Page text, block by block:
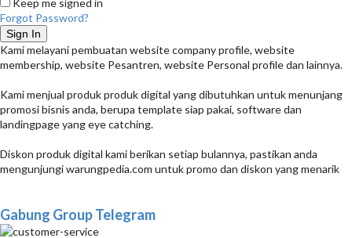
Keep me signed in
Forgot Password?
Sign In
Kami melayani pembuatan website company profile, website
membership, website Pesantren, website Personal profile dan lainnya.
Kami menjual produk produk digital yang dibutuhkan untuk menunjang
promosi bisnis anda, berupa template siap pakai, software dan
landingpage yang eye catching.
Diskon produk digital kami berikan setiap bulannya, pastikan anda
mengunjungi warungpedia.com untuk promo dan diskon yang menarik
Gabung Group Telegram